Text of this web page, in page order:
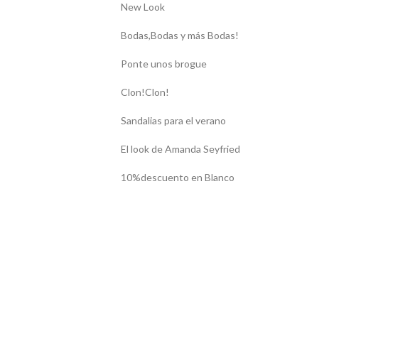
New Look
Bodas,Bodas y más Bodas!
Ponte unos brogue
Clon!Clon!
Sandalias para el verano
El look de Amanda Seyfried
10%descuento en Blanco